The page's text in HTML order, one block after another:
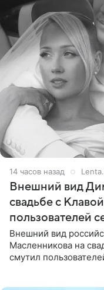
14 часов назад
Внешний вид
свадьбе с
пользователей
Внешний вид
Масленникова на
смутил